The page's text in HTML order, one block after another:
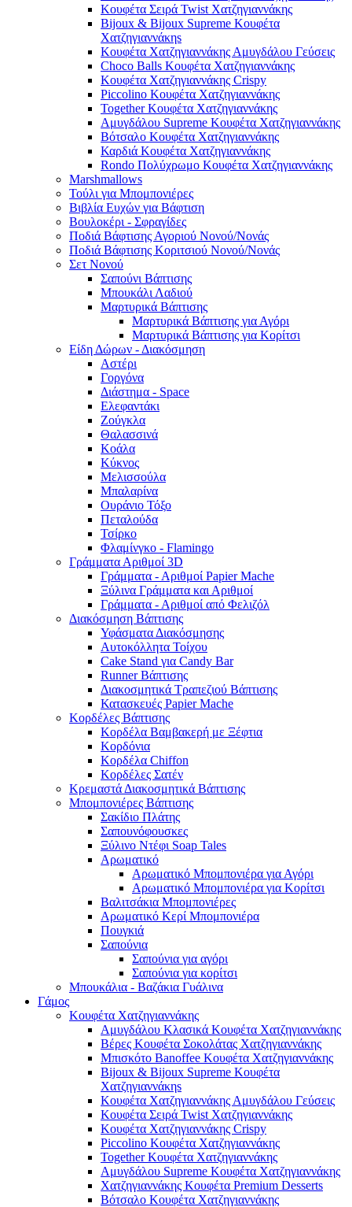
Κουφέτα Σειρά Twist Χατζηγιαννάκης
Bijoux & Bijoux Supreme Κουφέτα
Χατζηγιαννάκηs
Κουφέτα Χατζηγιαννάκης Αμυγδάλου Γεύσεις
Choco Balls Κουφέτα Χατζηγιαννάκης
Κουφέτα Χατζηγιαννάκης Crispy
Piccolino Κουφέτα Χατζηγιαννάκης
Together Κουφέτα Χατζηγιαννάκης
Αμυγδάλου Supreme Κουφέτα Χατζηγιαννάκης
Βότσαλο Κουφέτα Χατζηγιαννάκης
Καρδιά Κουφέτα Χατζηγιαννάκης
Rondo Πολύχρωμο Κουφέτα Χατζηγιαννάκης
Marshmallows
Τούλι για Μπομπονιέρες
Βιβλία Ευχών για Βάφτιση
Βουλοκέρι - Σφραγίδες
Ποδιά Βάφτισης Αγοριού Νονού/Νονάς
Ποδιά Βάφτισης Κοριτσιού Νονού/Νονάς
Σετ Νονού
Σαπούνι Βάπτισης
Μπουκάλι Λαδιού
Μαρτυρικά Βάπτισης
Μαρτυρικά Βάπτισης για Αγόρι
Μαρτυρικά Βάπτισης για Κορίτσι
Είδη Δώρων - Διακόσμηση
Αστέρι
Γοργόνα
Διάστημα - Space
Ελεφαντάκι
Ζούγκλα
Θαλασσινά
Κοάλα
Κύκνος
Μελισσούλα
Μπαλαρίνα
Ουράνιο Τόξο
Πεταλούδα
Τσίρκο
Φλαμίνγκο - Flamingo
Γράμματα Αριθμοί 3D
Γράμματα - Αριθμοί Papier Mache
Ξύλινα Γράμματα και Αριθμοί
Γράμματα - Αριθμοί από Φελιζόλ
Διακόσμηση Βάπτισης
Υφάσματα Διακόσμησης
Αυτοκόλλητα Τοίχου
Cake Stand για Candy Bar
Runner Βάπτισης
Διακοσμητικά Τραπεζιού Βάπτισης
Κατασκευές Papier Mache
Κορδέλες Βάπτισης
Κορδέλα Βαμβακερή με Ξέφτια
Κορδόνια
Κορδέλα Chiffon
Κορδέλες Σατέν
Κρεμαστά Διακοσμητικά Βάπτισης
Μπομπονιέρες Βάπτισης
Σακίδιο Πλάτης
Σαπουνόφουσκες
Ξύλινο Ντέφι Soap Tales
Αρωματικό
Αρωματικό Μπομπονιέρα για Αγόρι
Αρωματικό Μπομπονιέρα για Κορίτσι
Βαλιτσάκια Μπομπονιέρες
Αρωματικό Κερί Μπομπονιέρα
Πουγκιά
Σαπούνια
Σαπούνια για αγόρι
Σαπούνια για κορίτσι
Μπουκάλια - Βαζάκια Γυάλινα
Γάμος
Κουφέτα Χατζηγιαννάκης
Αμυγδάλου Κλασικά Κουφέτα Χατζηγιαννάκης
Βέρες Κουφέτα Σοκολάτας Χατζηγιαννάκης
Μπισκότο Banoffee Κουφέτα Χατζηγιαννάκης
Bijoux & Bijoux Supreme Κουφέτα
Χατζηγιαννάκηs
Κουφέτα Χατζηγιαννάκης Αμυγδάλου Γεύσεις
Κουφέτα Σειρά Twist Χατζηγιαννάκης
Κουφέτα Χατζηγιαννάκης Crispy
Piccolino Κουφέτα Χατζηγιαννάκης
Together Κουφέτα Χατζηγιαννάκης
Αμυγδάλου Supreme Κουφέτα Χατζηγιαννάκης
Χατζηγιαννάκης Κουφέτα Premium Desserts
Βότσαλο Κουφέτα Χατζηγιαννάκης